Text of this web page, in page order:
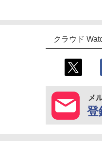
クラウド
メ
登